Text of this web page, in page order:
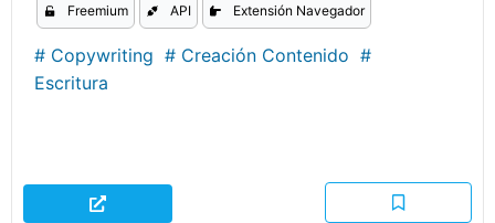
Freemium API Extensión Navegador
# Copywriting # Creación Contenido #
Escritura